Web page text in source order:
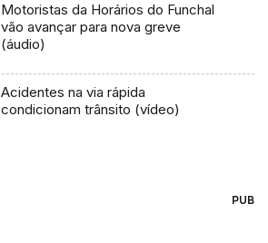
Motoristas da Horários do Funchal
vão avançar para nova greve
(áudio)
Acidentes na via rápida
condicionam trânsito (vídeo)
PUB